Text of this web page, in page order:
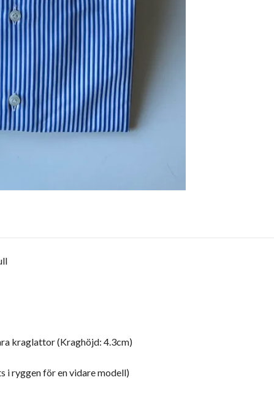
kraglattor (Kraghöjd: 4.3cm)
ryggen för en vidare modell)